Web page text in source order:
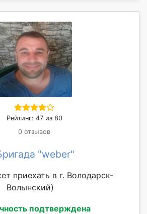
Рейтинг: 47 из 80
0 отзывов
"weber"
приехать в г. Володарск-
Волынский)
подтверждена